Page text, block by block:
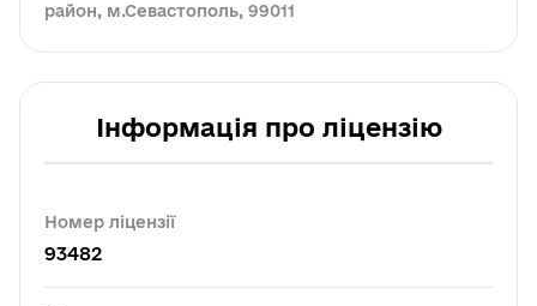
район, м.Севастополь, 99011
Інформація про ліцензію
Номер ліцензії
93482